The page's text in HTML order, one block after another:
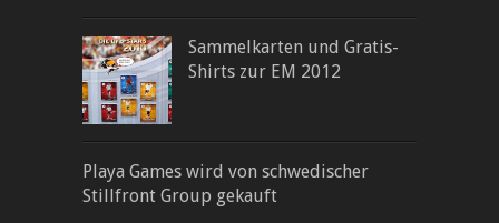
Sammelkarten und Gratis-
Shirts zur EM 2012
Playa Games wird von schwedischer
Stillfront Group gekauft